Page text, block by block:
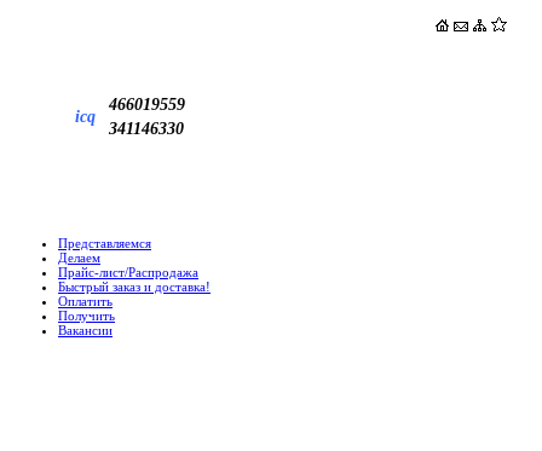
icq
466019559
341146330
Представляемся
Делаем
Прайс-лист/Распродажа
Быстрый заказ и доставка!
Оплатить
Получить
Вакансии